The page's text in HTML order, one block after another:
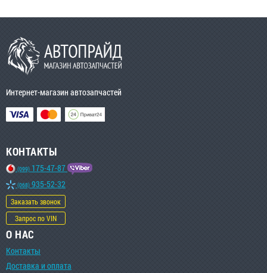
Интернет-магазин автозапчастей
КОНТАКТЫ
(099) 175-47-87
(068) 935-52-32
Заказать звонок
Запрос по VIN
О НАС
Контакты
Доставка и оплата